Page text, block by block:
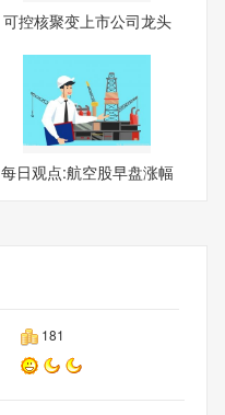
可控核聚变上市公司龙头
每日观点:航空股早盘涨幅
181